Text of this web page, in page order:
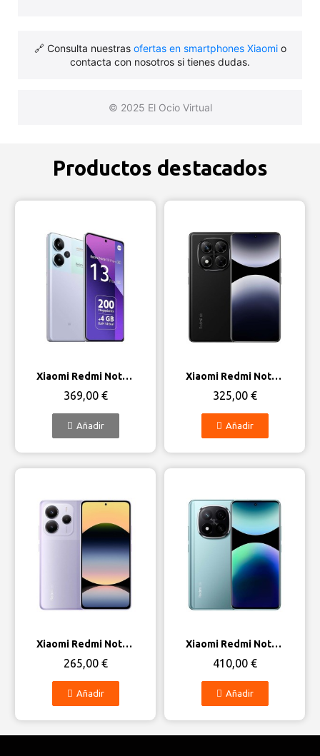
🔗 Consulta nuestras ofertas en smartphones Xiaomio
contacta con nosotros si tienes dudas.
© 2025 El Ocio Virtual
Productos destacados
Vista rápida Xiaomi Redmi Note 13 Pro+ 5G
369,00 €
Añadir
Vista rápida Xiaomi Redmi Note 14 Pro 5G
325,00 €
Añadir
Vista rápida Xiaomi Redmi Note 14 5G
265,00 €
Añadir
Vista rápida Xiaomi Redmi Note 14 Pro Plus 5G
410,00 €
Añadir